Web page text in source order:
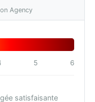
Agency
5 6
satisfaisante